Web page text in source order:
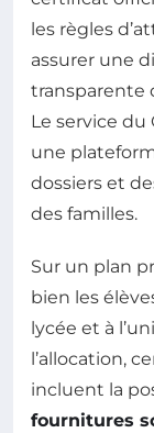
les règles
assurer une
transparente
Le service
une
dossiers et
des familles.
Sur un plan
bien les
lycée et à
l’allocation,
incluent la
fournitures